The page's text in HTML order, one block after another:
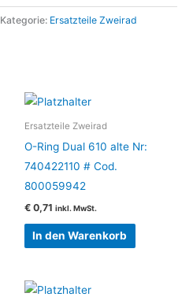
Kategorie: Ersatzteile Zweirad
Ersatzteile Zweirad
O-Ring Dual 610 alte Nr:
740422110 # Cod.
800059942
€ 0,71 inkl. MwSt.
In den Warenkorb